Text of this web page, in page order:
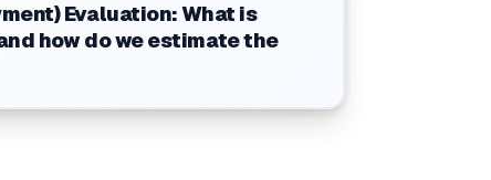
Evaluation: What is
how do we estimate the